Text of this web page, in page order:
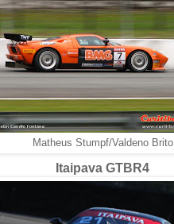
Matheus Stumpf/Valdeno Brito
Itaipava GTBR4